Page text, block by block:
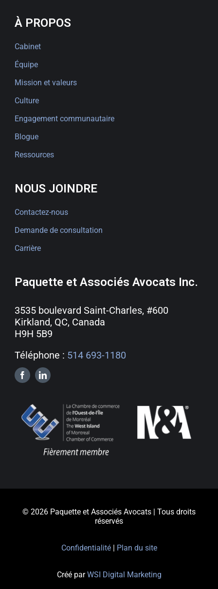
À PROPOS
Cabinet
Équipe
Mission et valeurs
Culture
Engagement communautaire
Blogue
Ressources
NOUS JOINDRE
Contactez-nous
Demande de consultation
Carrière
Paquette et Associés Avocats Inc.
3535 boulevard Saint-Charles, #600
Kirkland, QC, Canada
H9H 5B9
Téléphone : 514 693-1180
© 2026 Paquette et Associés Avocats | Tous droits
réservés
Confidentialité| Plan du site
Créé parWSI Digital Marketing